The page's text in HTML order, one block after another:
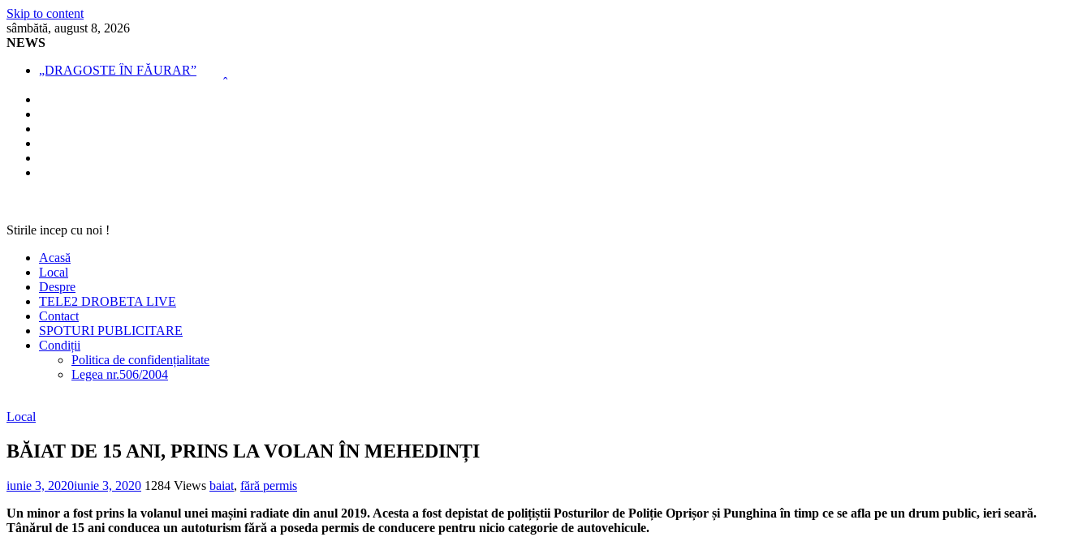
Skip to content
sâmbătă, august 8, 2026
NEWS
„DRAGOSTE ÎN FĂURAR”
Stirile incep cu noi !
Acasă
Local
Despre
TELE2 DROBETA LIVE
Contact
SPOTURI PUBLICITARE
Condiții
Politica de confidențialitate
Legea nr.506/2004
Local
BĂIAT DE 15 ANI, PRINS LA VOLAN ÎN MEHEDINȚI
iunie 3, 2020iunie 3, 2020 1284 Views baiat, fără permis
Un minor a fost prins la volanul unei mașini radiate din anul 2019. Acesta a fost depistat de polițiștii Posturilor de Poliție Oprișor și Punghina în timp ce se afla pe un drum public, ieri seară.
Tânărul de 15 ani conducea un autoturism fără a poseda permis de conducere pentru nicio categorie de autovehicule.